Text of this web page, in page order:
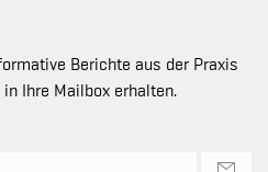
Berichte aus der Praxis
Ihre Mailbox erhalten.